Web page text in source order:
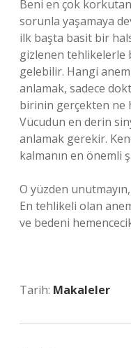
Beni en çok
sorunla yaşamaya
ilk başta basit bir
gizlenen tehlikelerle
gelebilir. Hangi
anlamak, sadece
birinin gerçekten ne
Vücudun en derin
anlamak gerekir.
kalmanın en önemli
O yüzden
En tehlikeli olan
ve bedeni
Tarih: Makaleler